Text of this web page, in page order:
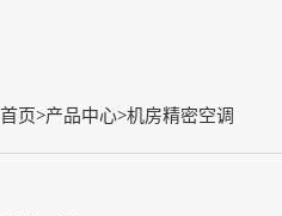
首页>产品中心>机房精密空调